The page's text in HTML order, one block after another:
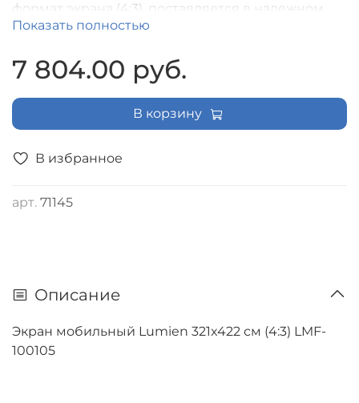
В избранное
арт. 71145
формат экрана (4:3), поставляется в надежном
транспортировочном кейсе [LMF-100105]
Показать полностью
7 804.00 руб.
В корзину
Описание
Экран мобильный Lumien 321x422 см (4:3) LMF-
100105